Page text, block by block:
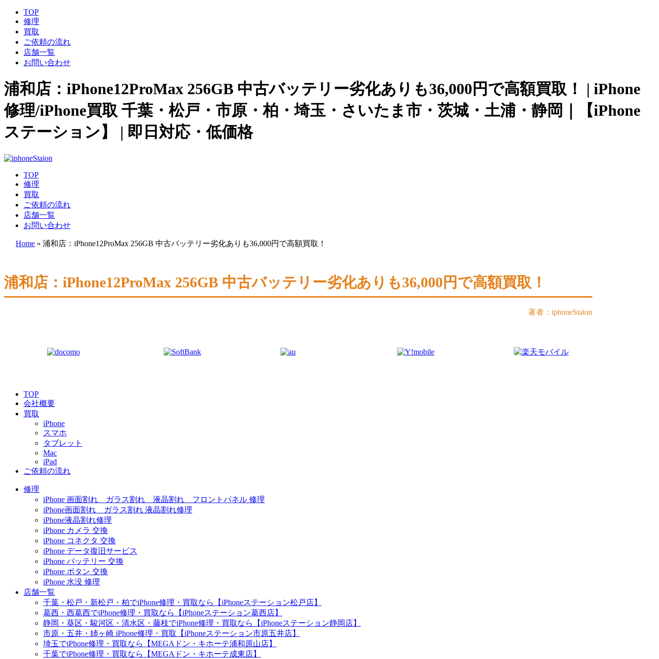
TOP
修理
買取
ご依頼の流れ
店舗一覧
お問い合わせ
浦和店：iPhone12ProMax 256GB 中古バッテリー劣化ありも36,000円で高額買取！ | iPhone
修理/iPhone買取 千葉・松戸・市原・柏・埼玉・さいたま市・茨城・土浦・静岡｜【iPhone
ステーション】 | 即日対応・低価格
TOP
修理
買取
ご依頼の流れ
店舗一覧
お問い合わせ
Home » 浦和店：iPhone12ProMax 256GB 中古バッテリー劣化ありも36,000円で高額買取！
浦和店：iPhone12ProMax 256GB 中古バッテリー劣化ありも36,000円で高額買取！
著者：iphoneStaion
TOP
会社概要
買取
iPhone
スマホ
タブレット
Mac
iPad
ご依頼の流れ
修理
iPhone 画面割れ ガラス割れ 液晶割れ フロントパネル 修理
iPhone画面割れ ガラス割れ 液晶割れ修理
iPhone液晶割れ修理
iPhone カメラ 交換
iPhone コネクタ 交換
iPhone データ復旧サービス
iPhone バッテリー 交換
iPhone ボタン 交換
iPhone 水没 修理
店舗一覧
千葉・松戸・新松戸・柏でiPhone修理・買取なら【iPhoneステーション松戸店】
葛西・西葛西でiPhone修理・買取なら【iPhoneステーション葛西店】
静岡・葵区・駿河区・清水区・藤枝でiPhone修理・買取なら【iPhoneステーション静岡店】
市原・五井・姉ヶ崎 iPhone修理・買取【iPhoneステーション市原五井店】
埼玉でiPhone修理・買取なら【MEGAドン・キホーテ浦和原山店】
千葉でiPhone修理・買取なら【MEGAドン・キホーテ成東店】